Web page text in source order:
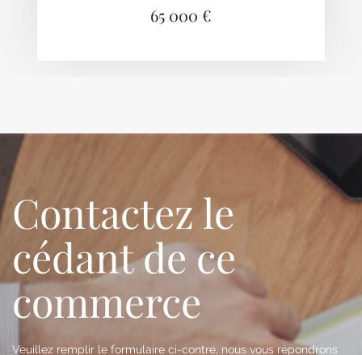
65 000 €
Contactez le
cédant de ce
commerce
Veuillez remplir le formulaire ci-contre, nous vous répondrons